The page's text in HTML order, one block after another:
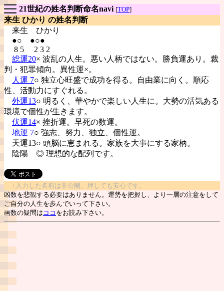
21世紀の姓名判断命名navi [TOP]
来生 ひかり の姓名判断
来生 ひかり
●○ ●○●
8 5 2 3 2
総運20× 波乱の人生。悪い人柄ではない。勝負運あり。裁
判・犯罪傾向。異性運×。
人運 7○ 独立心旺盛で成功を得る。自由業に向く。順応
性、活動力にすぐれる。
外運13○ 明るく、華やかで楽しい人生に。大勢の活気ある
環境で個性が生きます。
伏運14× 挫折運。早死の数運。
地運 7○ 強志、努力、独立、個性運。
天運13○ 頭脳に恵まれる。家族を大事にする家柄。
陰陽 ◎ 理想的な配列です。
↑入力した名前は非公開。押しても安心です。
凶数を悲観する必要はありません。運勢を把握し、より一層の注意をして
ご自分の人生を歩んでいって下さい。
画数の疑問は ココ をお読み下さい。